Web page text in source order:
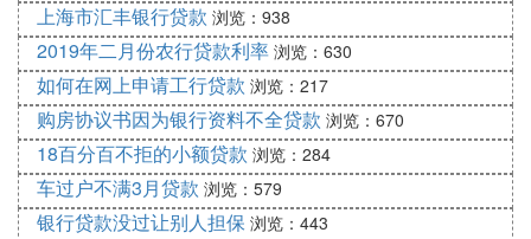
想知道长沙贷款有哪些公司能做的？
可以找长沙誉恒金融贷款服务有限公司，他们公司是
有这项业务的，在效果方面还是很不错的，我之前就
是由他们代办，很快贷款就下来了，真的感谢，其官
网是，你看看先。网络题主谢邀
上海市汇丰银行贷款 浏览：938
2019年二月份农行贷款利率 浏览：630
如何在网上申请工行贷款 浏览：217
购房协议书因为银行资料不全贷款 浏览：670
18百分百不拒的小额贷款 浏览：284
车过户不满3月贷款 浏览：579
银行贷款没过让别人担保 浏览：443